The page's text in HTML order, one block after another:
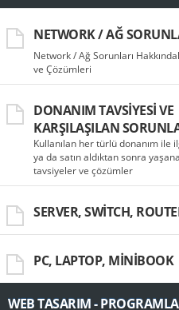
NETWORK / AĞ
Network / Ağ Sorunları
ve Çözümleri
DONANIM TAVSIYESI VE
KARŞILAŞILAN
Kullanılan her türlü donanım ile
ya da satın aldıktan sonra
tavsiyeler ve çözümler
SERVER, SWITCH,
PC, LAPTOP, MINIBOOK
WEB TASARIM -